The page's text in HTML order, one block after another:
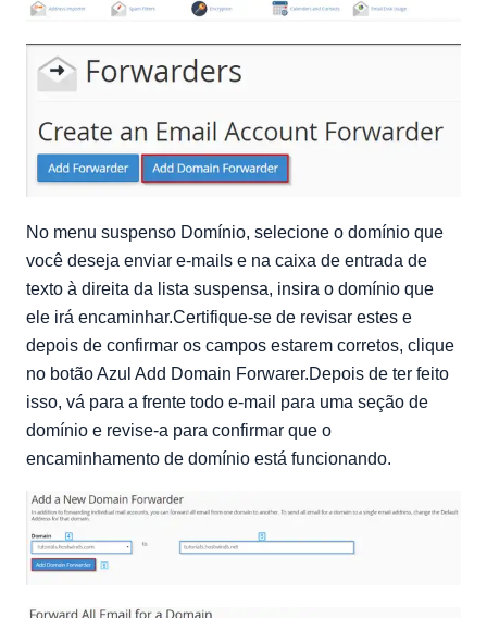
No menu suspenso Domínio, selecione o domínio que
você deseja enviar e-mails e na caixa de entrada de
texto à direita da lista suspensa, insira o domínio que
ele irá encaminhar.Certifique-se de revisar estes e
depois de confirmar os campos estarem corretos, clique
no botão Azul Add Domain Forwarer.Depois de ter feito
isso, vá para a frente todo e-mail para uma seção de
domínio e revise-a para confirmar que o
encaminhamento de domínio está funcionando.